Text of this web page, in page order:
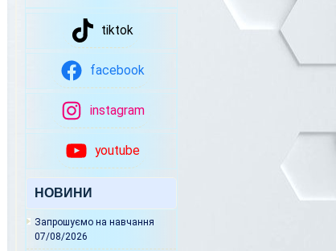
tiktok
facebook
instagram
youtube
НОВИНИ
Запрошуємо на навчання
07/08/2026